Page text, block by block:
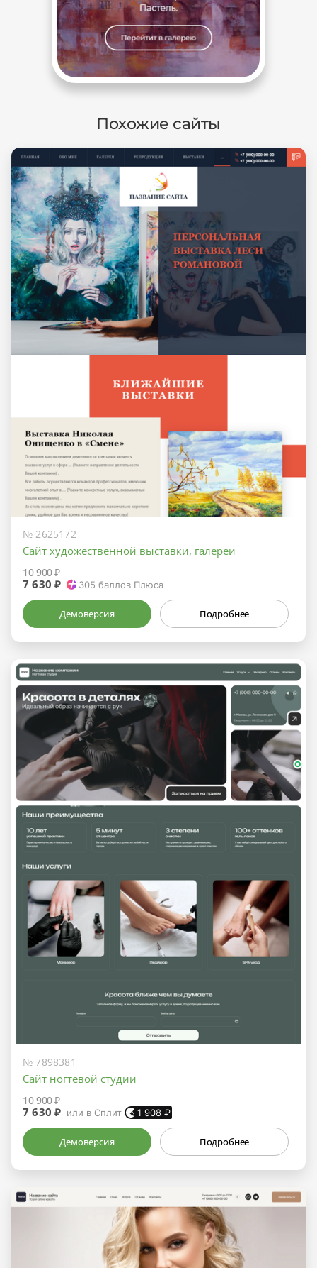
Похожие сайты
№ 2625172
Сайт художественной выставки, галереи
10 900 ₽
7 630 ₽ 305 баллов Плюса
Демоверсия Подробнее
№ 7898381
Сайт ногтевой студии
10 900 ₽
7 630 ₽ или в Сплит 1 908 ₽
Демоверсия Подробнее